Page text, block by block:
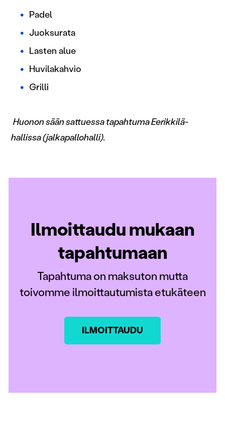
Padel
Juoksurata
Lasten alue
Huvilakahvio
Grilli
Huonon sään sattuessa tapahtuma Eerikkilä-
hallissa (jalkapallohalli).
Ilmoittaudu mukaan
tapahtumaan
Tapahtuma on maksuton mutta
toivomme ilmoittautumista etukäteen
ILMOITTAUDU